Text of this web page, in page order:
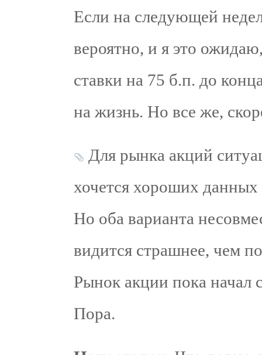
Если на следующей
вероятно, и я это
ставки на 75 б.п. до
на жизнь. Но все же,
Для рынка акций
хочется хороших
Но оба варианта
видится страшнее, чем
Рынок акции пока начал
Пора.